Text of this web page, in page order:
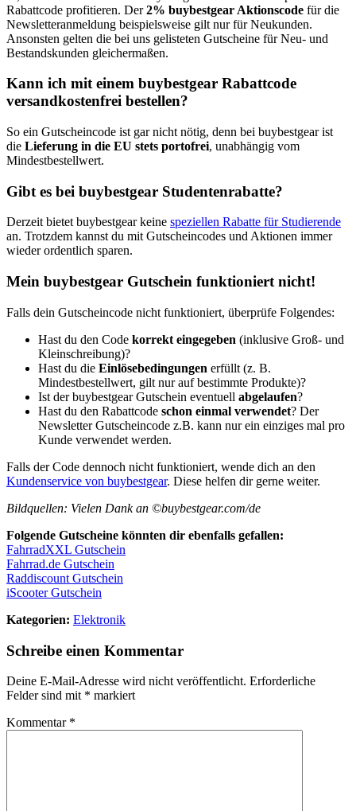
Rabattcode profitieren. Der2% buybestgear Aktionscode für die
Newsletteranmeldung beispielsweise gilt nur für Neukunden.
Ansonsten gelten die bei uns gelisteten Gutscheine für Neu- und
Bestandskunden gleichermaßen.
Kann ich mit einem buybestgear Rabattcode
versandkostenfrei bestellen?
So ein Gutscheincode ist gar nicht nötig, denn bei buybestgear ist
die Lieferung in die EU stets portofrei, unabhängig vom
Mindestbestellwert.
Gibt es bei buybestgear Studentenrabatte?
Derzeit bietet buybestgear keine speziellen Rabatte für Studierende
an. Trotzdem kannst du mit Gutscheincodes und Aktionen immer
wieder ordentlich sparen.
Mein buybestgear Gutschein funktioniert nicht!
Falls dein Gutscheincode nicht funktioniert, überprüfe Folgendes:
Hast du den Code korrekt eingegeben (inklusive Groß- und
Kleinschreibung)?
Hast du die Einlösebedingungen erfüllt (z. B.
Mindestbestellwert, gilt nur auf bestimmte Produkte)?
Ist der buybestgear Gutschein eventuell abgelaufen?
Hast du den Rabattcode schon einmal verwendet? Der
Newsletter Gutscheincode z.B. kann nur ein einziges mal pro
Kunde verwendet werden.
Falls der Code dennoch nicht funktioniert, wende dich an den
Kundenservice von buybestgear. Diese helfen dir gerne weiter.
Bildquellen: Vielen Dank an ©buybestgear.com/de
Folgende Gutscheine könnten dir ebenfalls gefallen:
FahrradXXL Gutschein
Fahrrad.de Gutschein
Raddiscount Gutschein
iScooter Gutschein
Kategorien: Elektronik
Schreibe einen Kommentar
Deine E-Mail-Adresse wird nicht veröffentlicht. Erforderliche
Felder sind mit * markiert
Kommentar *